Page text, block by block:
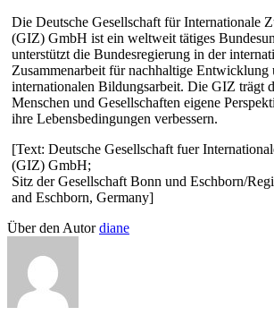
Die Deutsche Gesellschaft für Internationale
(GIZ) GmbH ist ein weltweit tätiges
unterstützt die Bundesregierung in der
Zusammenarbeit für nachhaltige Entwicklung
internationalen Bildungsarbeit. Die GIZ trägt
Menschen und Gesellschaften eigene
ihre Lebensbedingungen verbessern.
[Text: Deutsche Gesellschaft fuer
(GIZ) GmbH;
Sitz der Gesellschaft Bonn und Eschborn/
and Eschborn, Germany]
Über den Autordiane